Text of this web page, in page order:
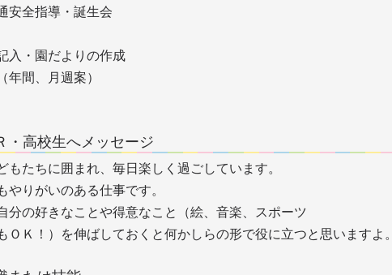
安全指導・誕生会
入・園だよりの作成
年間、月週案）
・高校生へメッセージ
もたちに囲まれ、毎日楽しく過ごしています。
やりがいのある仕事です。
分の好きなことや得意なこと（絵、音楽、スポーツ
ＯＫ！）を伸ばしておくと何かしらの形で役に立つと思いますよ